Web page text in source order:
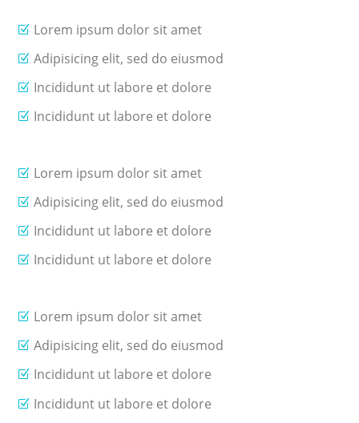
Lorem ipsum dolor sit amet
Adipisicing elit, sed do eiusmod
Incididunt ut labore et dolore
Incididunt ut labore et dolore
Lorem ipsum dolor sit amet
Adipisicing elit, sed do eiusmod
Incididunt ut labore et dolore
Incididunt ut labore et dolore
Lorem ipsum dolor sit amet
Adipisicing elit, sed do eiusmod
Incididunt ut labore et dolore
Incididunt ut labore et dolore